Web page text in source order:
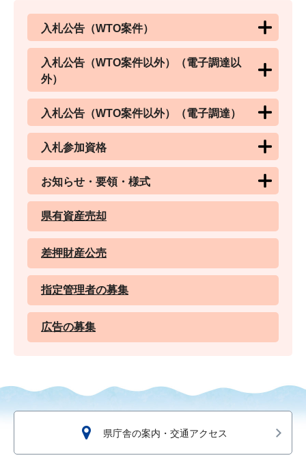
入札公告（WTO案件）
入札公告（WTO案件以外）（電子調達以
外）
入札公告（WTO案件以外）（電子調達）
入札参加資格
お知らせ・要領・様式
県有資産売却
差押財産公売
指定管理者の募集
広告の募集
県庁舎の案内・交通アクセス